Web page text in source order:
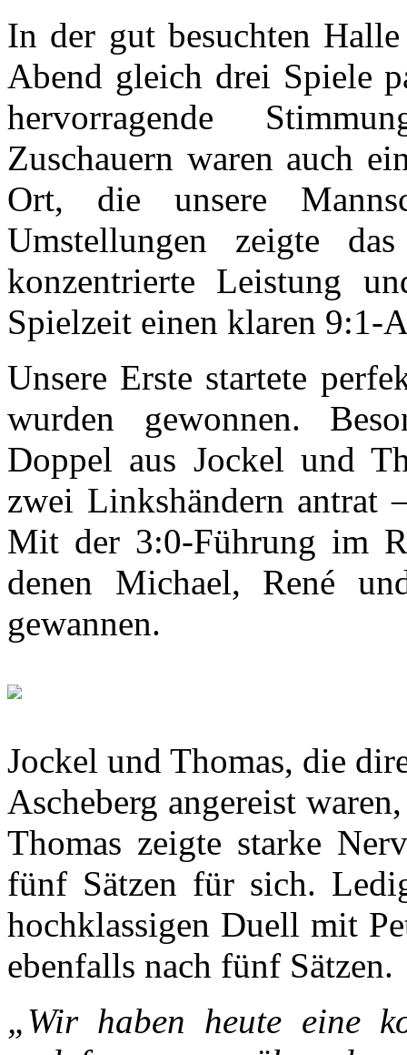
In der gut besuchten
Abend gleich drei Spiele
hervorragende
Zuschauern waren auch
Ort, die unsere
Umstellungen zeigte
konzentrierte Leistung
Spielzeit einen klaren 9:1-
Unsere Erste startete
wurden gewonnen.
Doppel aus Jockel und
zwei Linkshändern antrat
Mit der 3:0-Führung im
denen Michael, René
gewannen.
Jockel und Thomas, die
Ascheberg angereist
Thomas zeigte starke
fünf Sätzen für sich.
hochklassigen Duell mit
ebenfalls nach fünf Sätzen.
„Wir haben heute eine